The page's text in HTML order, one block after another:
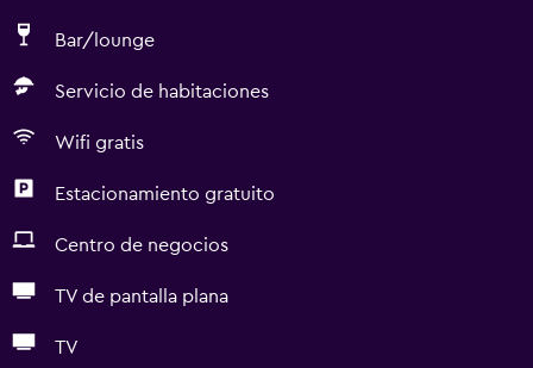
Bar/lounge
Servicio de habitaciones
Wifi gratis
Estacionamiento gratuito
Centro de negocios
TV de pantalla plana
TV